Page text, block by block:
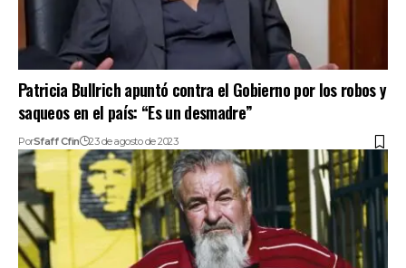
Patricia Bullrich apuntó contra el Gobierno por los robos y
saqueos en el país: “Es un desmadre”
PorSfaff Cfin 23 de agosto de 2023